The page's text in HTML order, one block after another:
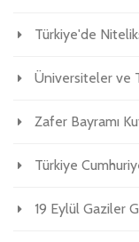
Türkiye'de
Üniversiteler ve
Zafer Bayramı
Türkiye
19 Eylül Gaziler